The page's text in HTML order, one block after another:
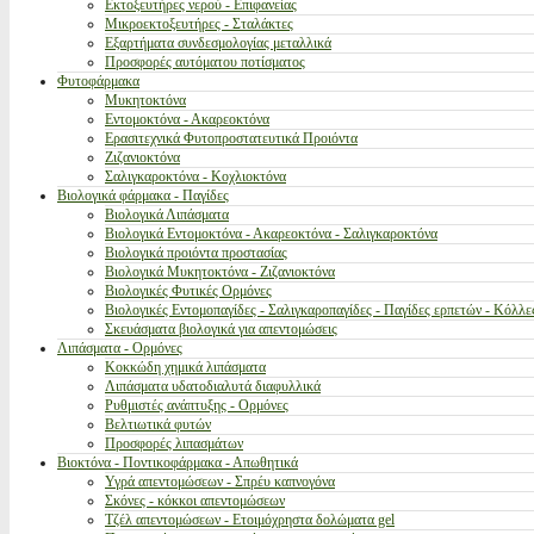
Εκτοξευτήρες νερού - Επιφανείας
Μικροεκτοξευτήρες - Σταλάκτες
Εξαρτήματα συνδεσμολογίας μεταλλικά
Προσφορές αυτόματου ποτίσματος
Φυτοφάρμακα
Μυκητοκτόνα
Εντομοκτόνα - Ακαρεοκτόνα
Ερασιτεχνικά Φυτοπροστατευτικά Προιόντα
Ζιζανιοκτόνα
Σαλιγκαροκτόνα - Κοχλιοκτόνα
Βιολογικά φάρμακα - Παγίδες
Βιολογικά Λιπάσματα
Βιολογικά Εντομοκτόνα - Ακαρεοκτόνα - Σαλιγκαροκτόνα
Βιολογικά προιόντα προστασίας
Βιολογικά Μυκητοκτόνα - Ζιζανιοκτόνα
Βιολογικές Φυτικές Ορμόνες
Βιολογικές Εντομοπαγίδες - Σαλιγκαροπαγίδες - Παγίδες ερπετών -
Σκευάσματα βιολογικά για απεντομώσεις
Λιπάσματα - Ορμόνες
Κοκκώδη χημικά λιπάσματα
Λιπάσματα υδατοδιαλυτά διαφυλλικά
Ρυθμιστές ανάπτυξης - Ορμόνες
Βελτιωτικά φυτών
Προσφορές λιπασμάτων
Βιοκτόνα - Ποντικοφάρμακα - Απωθητικά
Υγρά απεντομώσεων - Σπρέυ καπνογόνα
Σκόνες - κόκκοι απεντομώσεων
Τζέλ απεντομώσεων - Ετοιμόχρηστα δολώματα gel